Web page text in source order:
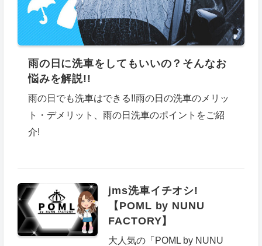
雨の日に洗車をしてもいいの？そんなお
悩みを解説!!
雨の日でも洗車はできる!!雨の日の洗車のメリッ
ト・デメリット、雨の日洗車のポイントをご紹
介!
jms洗車イチオシ!
【POML by NUNU
FACTORY】
大人気の「POML by NUNU